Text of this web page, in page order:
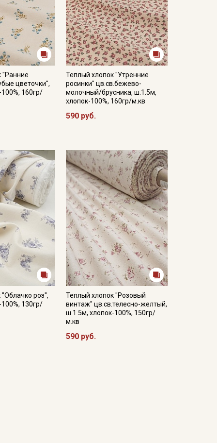
"Ранние
цветочки",
160гр/
Теплый хлопок "Утренние
росинки" цв.св.бежево-
молочный/брусника, ш.1.5м,
хлопок-100%, 160гр/м.кв
590 руб.
роз",
130гр/
Теплый хлопок "Розовый
винтаж" цв.св.телесно-желтый,
ш.1.5м, хлопок-100%, 150гр/
м.кв
590 руб.